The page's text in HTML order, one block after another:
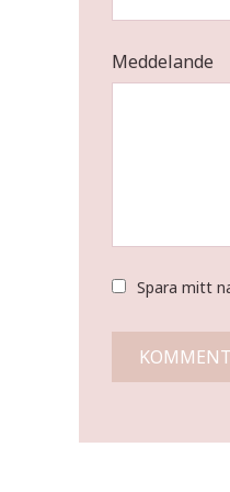
Meddelande
Spara mitt